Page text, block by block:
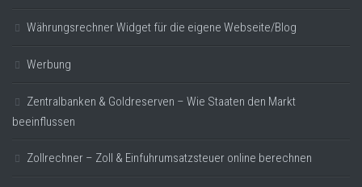
Währungsrechner Widget für die eigene Webseite/Blog
Werbung
Zentralbanken & Goldreserven – Wie Staaten den Markt
beeinflussen
Zollrechner – Zoll & Einfuhrumsatzsteuer online berechnen